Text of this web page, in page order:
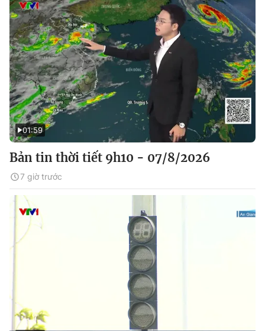
01:59
Bản tin thời tiết 9h10 - 07/8/2026
7 giờ trước